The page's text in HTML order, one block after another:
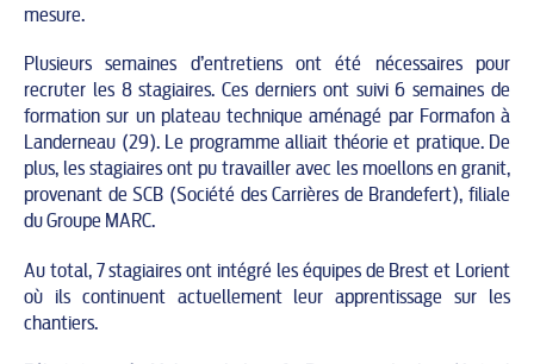
mesure.
Plusieurs semaines d’entretiens ont été nécessaires pour
recruter les 8 stagiaires. Ces derniers ont suivi 6 semaines de
formation sur un plateau technique aménagé par Formafon à
Landerneau (29). Le programme alliait théorie et pratique. De
plus, les stagiaires ont pu travailler avec les moellons en granit,
provenant de SCB (Société des Carrières de Brandefert), filiale
du Groupe MARC.
Au total, 7 stagiaires ont intégré les équipes de Brest et Lorient
où ils continuent actuellement leur apprentissage sur les
chantiers.